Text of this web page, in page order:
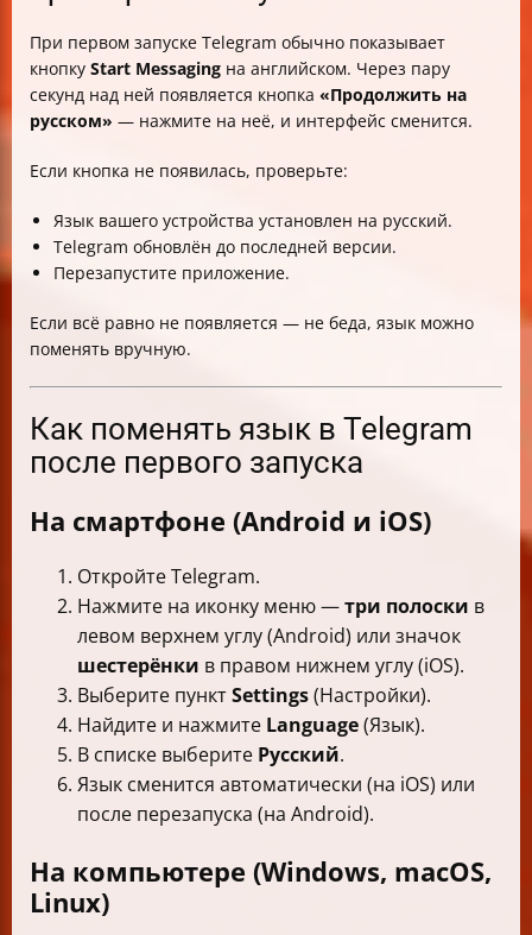
При первом запуске Telegram обычно показывает
кнопку Start Messaging на английском. Через пару
секунд над ней появляется кнопка «Продолжить на
русском» — нажмите на неё, и интерфейс сменится.
Если кнопка не появилась, проверьте:
Язык вашего устройства установлен на русский.
Telegram обновлён до последней версии.
Перезапустите приложение.
Если всё равно не появляется — не беда, язык можно
поменять вручную.
Как поменять язык в Telegram
после первого запуска
На смартфоне (Android и iOS)
Откройте Telegram.
Нажмите на иконку меню —три полоски в
левом верхнем углу (Android) или значок
шестерёнки в правом нижнем углу (iOS).
Выберите пунктSettings(Настройки).
Найдите и нажмите Language(Язык).
В списке выберите Русский.
Язык сменится автоматически (на iOS) или
после перезапуска (на Android).
На компьютере (Windows, macOS,
Linux)